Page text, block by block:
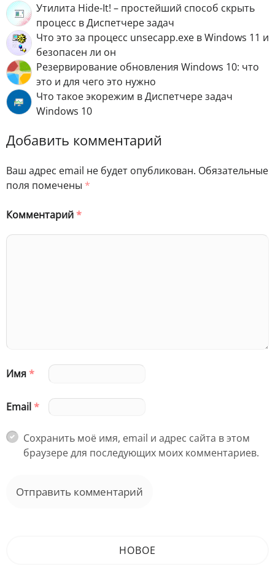
Утилита Hide-It! – простейший способ скрыть
процесс в Диспетчере задач
Что это за процесс unsecapp.exe в Windows 11 и
безопасен ли он
Резервирование обновления Windows 10: что
это и для чего это нужно
Что такое экорежим в Диспетчере задач
Windows 10
Добавить комментарий
Ваш адрес email не будет опубликован. Обязательные
поля помечены *
Комментарий*
Имя*
Email*
Сохранить моё имя, email и адрес сайта в этом
браузере для последующих моих комментариев.
НОВОЕ